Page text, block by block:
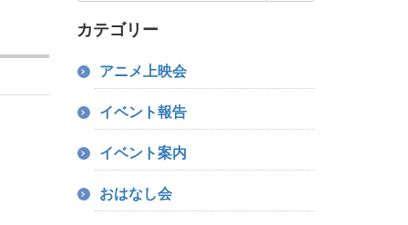
カテゴリー
アニメ上映会
イベント報告
イベント案内
おはなし会